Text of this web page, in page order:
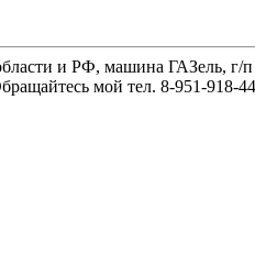
и РФ, машина ГАЗель,
мой тел. 8-951-918-